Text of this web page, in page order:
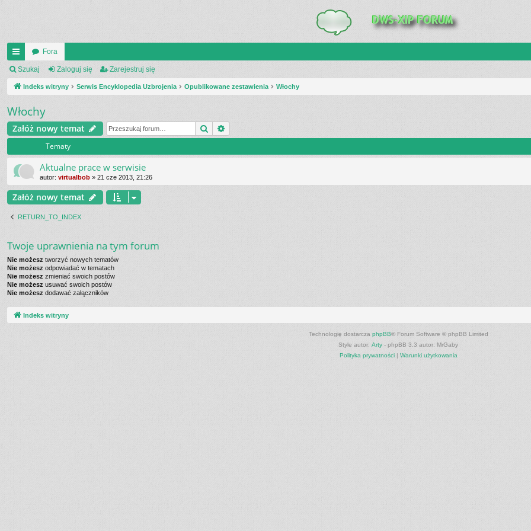
UI
C
_L
IN
K
S
Fora
Szukaj Zaloguj się Zarejestruj się
Indeks witryny Serwis Encyklopedia Uzbrojenia Opublikowane zestawienia Włochy
Włochy
Załóż nowy temat Szukaj
Tematy
Aktualne prace w serwisie
autor: virtualbob » 21 cze 2013, 21:26
Załóż nowy temat
RETURN_TO_INDEX
Twoje uprawnienia na tym forum
Nie możesz tworzyć nowych tematów
Nie możesz odpowiadać w tematach
Nie możesz zmieniać swoich postów
Nie możesz usuwać swoich postów
Nie możesz dodawać załączników
Indeks witryny
Technologię dostarcza phpBB® Forum Software © phpBB Limited
Style autor: Arty - phpBB 3.3 autor: MrGaby
Polityka prywatności| Warunki użytkowania